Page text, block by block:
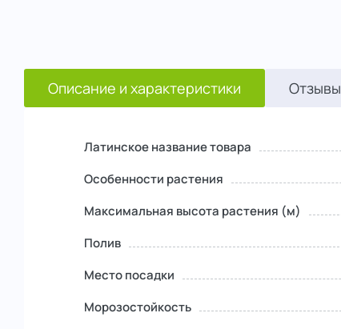
Описание и характеристики Отзывы
Латинское название товара
Особенности растения
Максимальная высота растения (м)
Полив
Место посадки
Морозостойкость